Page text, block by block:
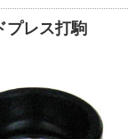
プレス打駒